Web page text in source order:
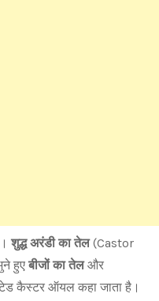
शुद्ध अरंडी का तेल(Castor
हुएबीजों का तेलऔर
कैस्टर ऑयल कहा जाता है।